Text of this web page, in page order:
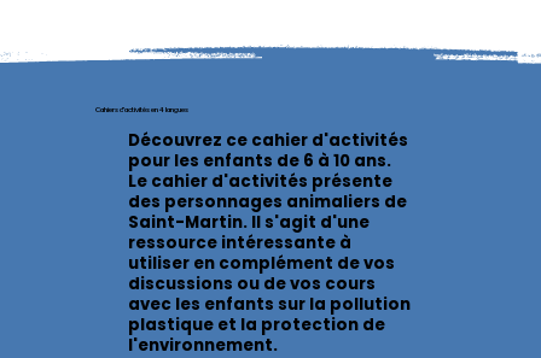
Cahiers d'activités en 4 langues
Découvrez ce cahier d'activités
pour les enfants de 6 à 10 ans.
Le cahier d'activités présente
des personnages animaliers de
Saint-Martin. Il s'agit d'une
ressource intéressante à
utiliser en complément de vos
discussions ou de vos cours
avec les enfants sur la pollution
plastique et la protection de
l'environnement.